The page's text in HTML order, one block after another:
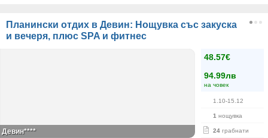
Планински отдих в Девин: Нощувка със закуска
и вечеря, плюс SPA и фитнес
48.57€
94.99лв
на човек
1.10-15.12
1 нощувка
24 грабнати
Девин****